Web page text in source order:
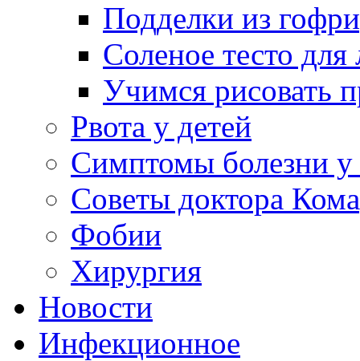
Подделки из
Соленое тесто для
Учимся рисовать
Рвота у детей
Симптомы болезни у
Советы доктора
Фобии
Хирургия
Новости
Инфекционное